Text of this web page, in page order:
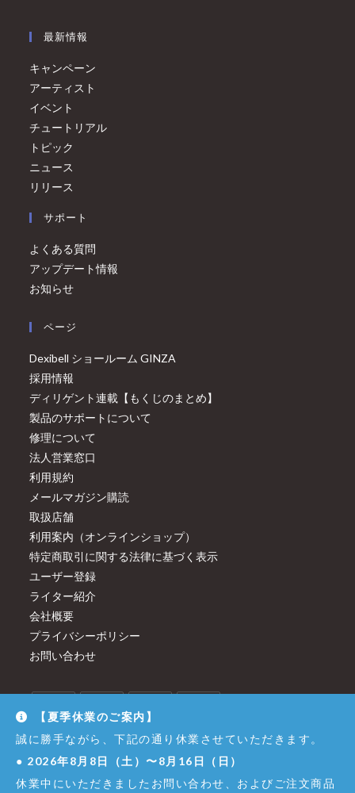
最新情報
キャンペーン
アーティスト
イベント
チュートリアル
トピック
ニュース
リリース
サポート
よくある質問
アップデート情報
お知らせ
ページ
Dexibell ショールーム GINZA
採用情報
ディリゲント連載【もくじのまとめ】
製品のサポートについて
修理について
法人営業窓口
利用規約
メールマガジン購読
取扱店舗
利用案内（オンラインショップ）
特定商取引に関する法律に基づく表示
ユーザー登録
ライター紹介
会社概要
プライバシーポリシー
お問い合わせ
【夏季休業のご案内】
誠に勝手ながら、下記の通り休業させていただきます。
● 2026年8月8日（土）〜8月16日（日）
休業中にいただきましたお問い合わせ、およびご注文商品